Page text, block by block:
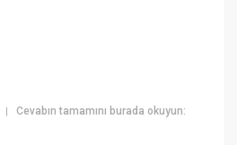
|Cevabın tamamını burada okuyun: